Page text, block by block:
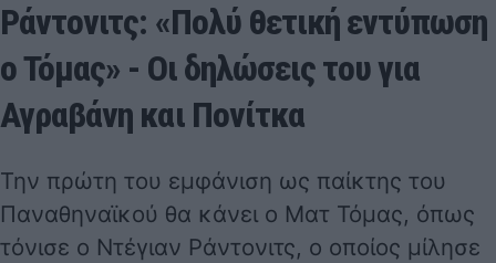
Ράντονιτς: «Πολύ θετική εντύπωση
ο Τόμας» - Οι δηλώσεις του για
Αγραβάνη και Πονίτκα
Την πρώτη του εμφάνιση ως παίκτης του
Παναθηναϊκού θα κάνει ο Ματ Τόμας, όπως
τόνισε ο Ντέγιαν Ράντονιτς, ο οποίος μίλησε